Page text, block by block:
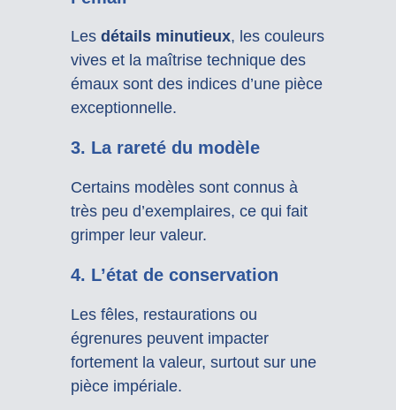
Les détails minutieux, les couleurs
vives et la maîtrise technique des
émaux sont des indices d’une pièce
exceptionnelle.
3. La rareté du modèle
Certains modèles sont connus à
très peu d’exemplaires, ce qui fait
grimper leur valeur.
4. L’état de conservation
Les fêles, restaurations ou
égrenures peuvent impacter
fortement la valeur, surtout sur une
pièce impériale.